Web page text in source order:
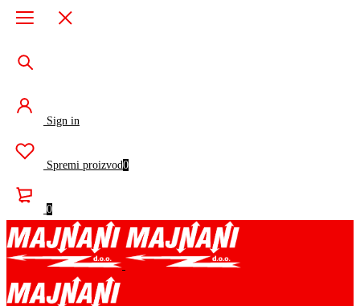
Sign in
Spremi proizvod0
0